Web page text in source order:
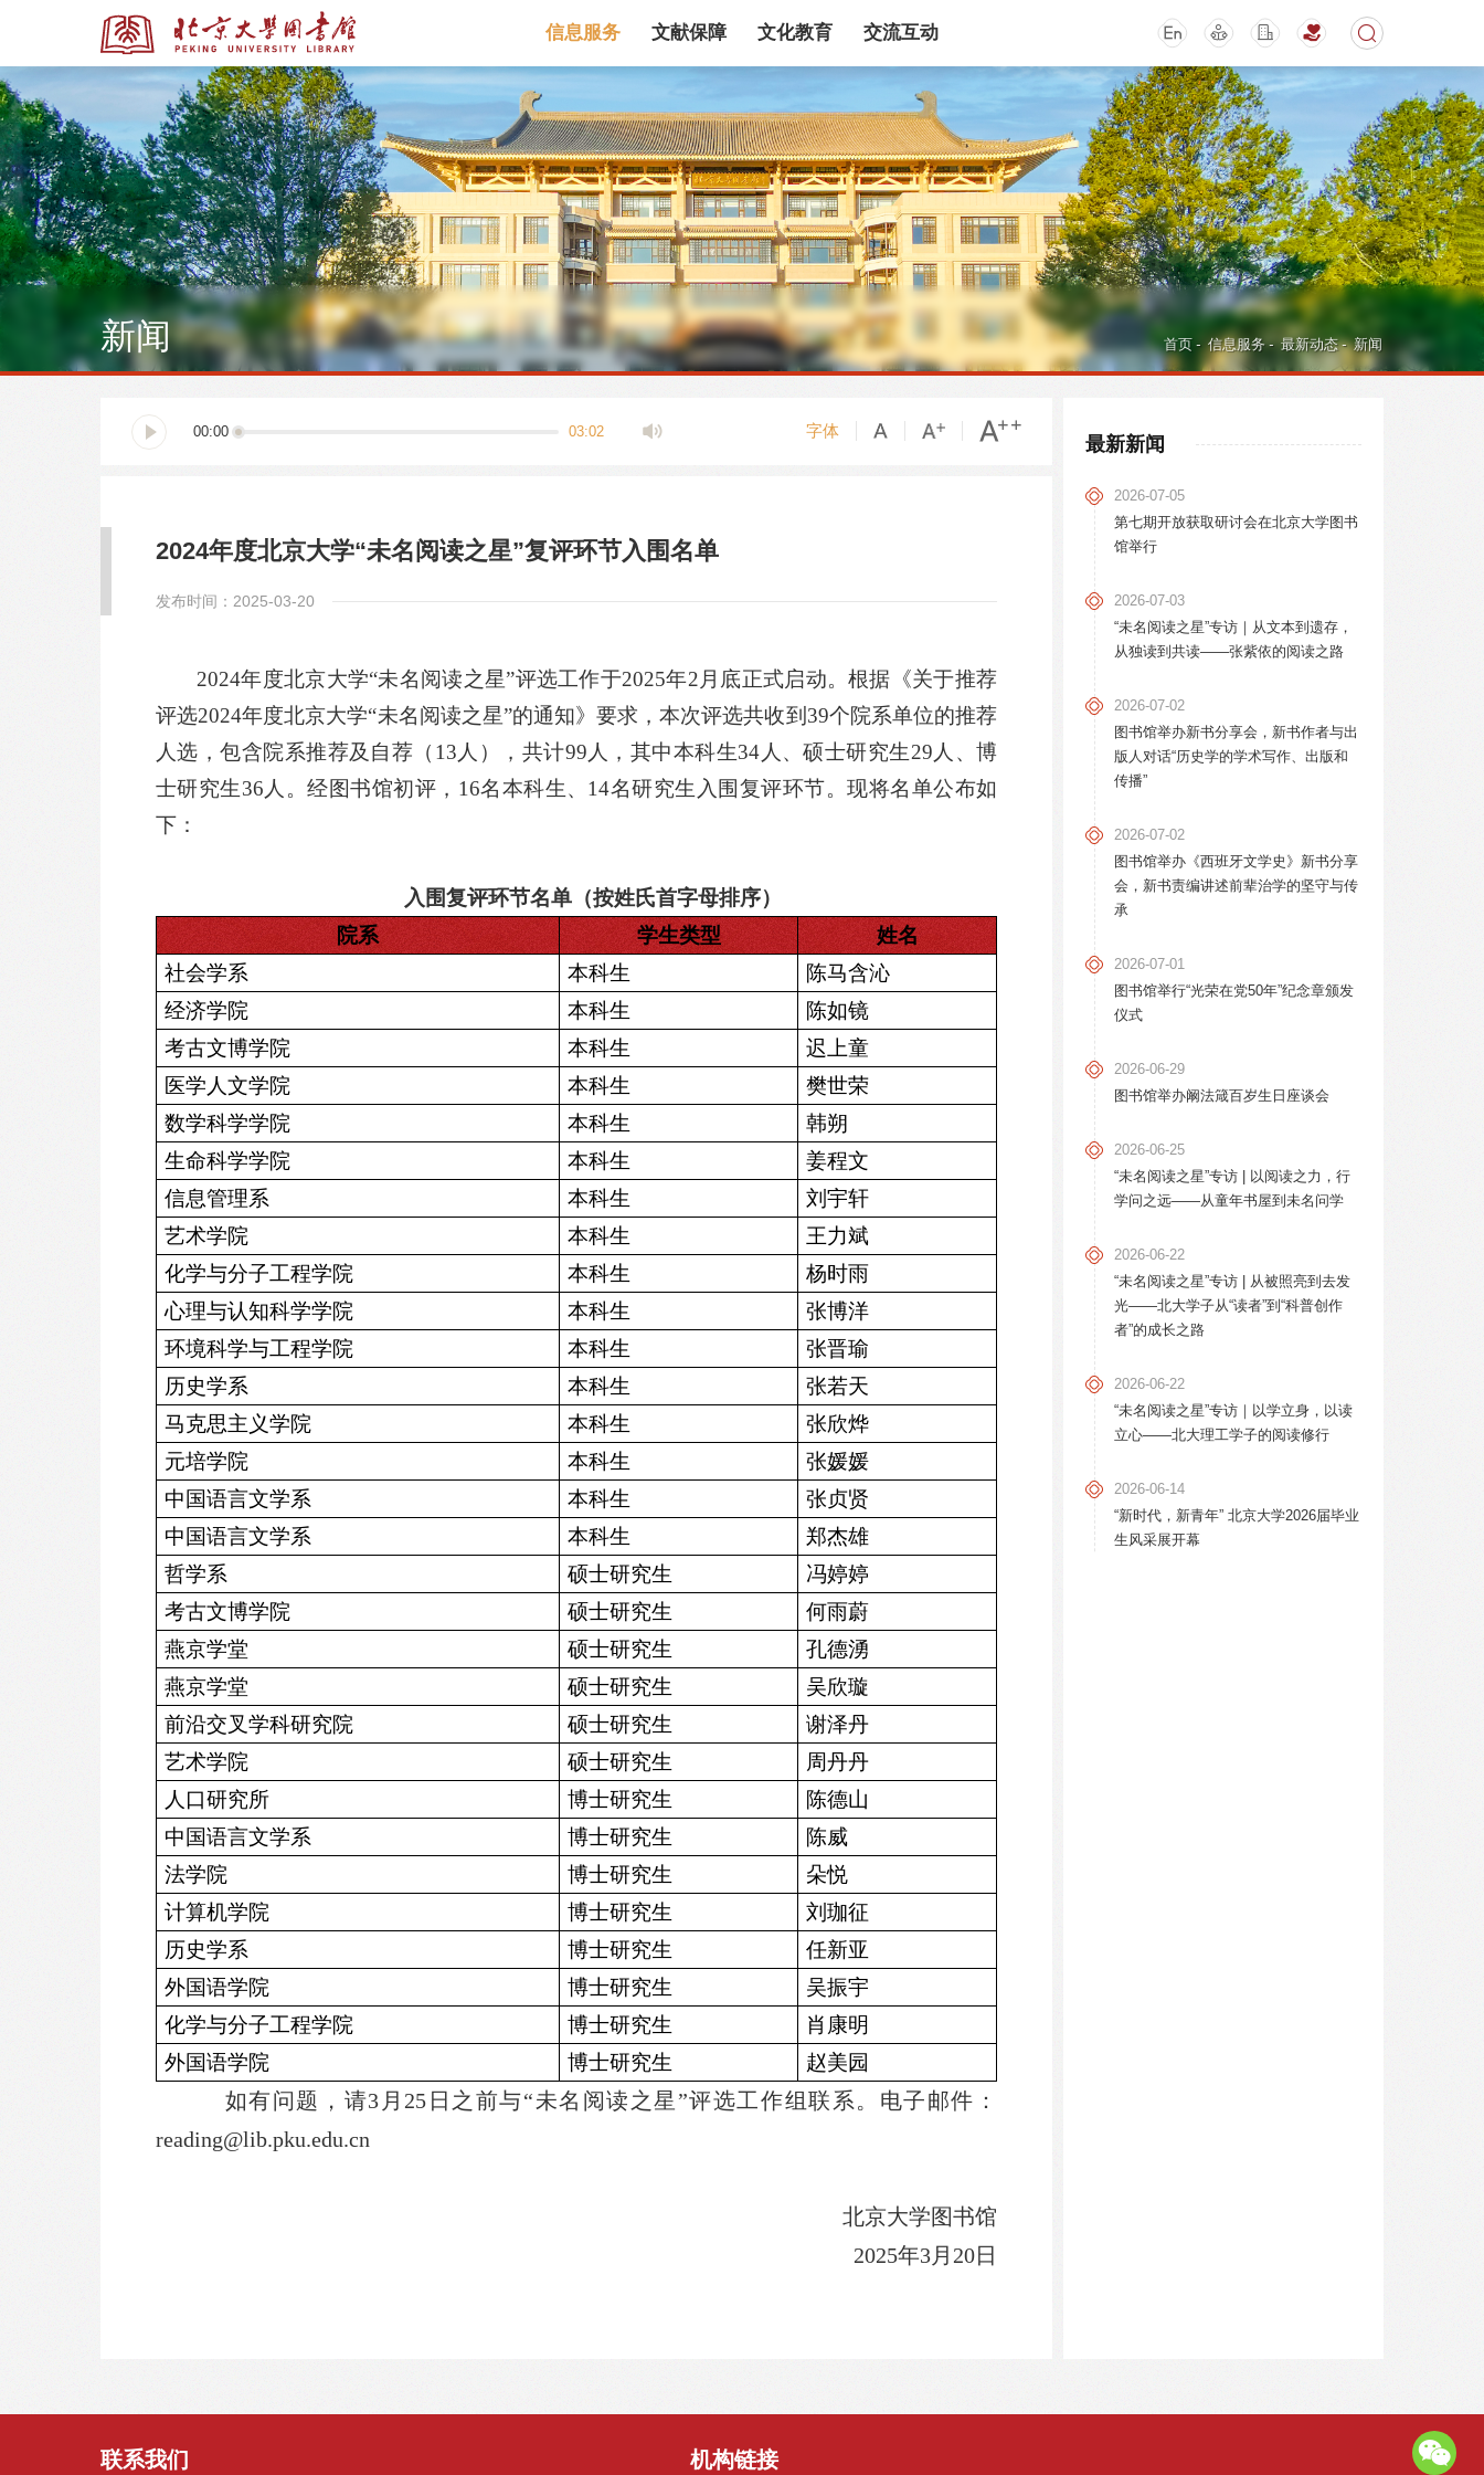
全部资源
全部资源 馆藏目录 论文、书、报告 数据库 电子图书和电子期刊
多媒体资源 机构知识库 馆际互借 新书通报 专利数据 活动讲座
信息服务 文献保障 文化教育 交流互动
首页 - 信息服务 - 最新动态 - 新闻
新闻
最新新闻
2026-07-05
第七期开放获取研讨会在北京大学图书
馆举行
2026-07-03
“未名阅读之星”专访｜从文本到遗存，
从独读到共读——张紫依的阅读之路
2026-07-02
图书馆举办新书分享会，新书作者与出
版人对话“历史学的学术写作、出版和
传播”
2026-07-02
图书馆举办《西班牙文学史》新书分享
会，新书责编讲述前辈治学的坚守与传
承
2026-07-01
图书馆举行“光荣在党50年”纪念章颁发
仪式
2026-06-29
图书馆举办阚法箴百岁生日座谈会
2026-06-25
“未名阅读之星”专访 | 以阅读之力，行
学问之远——从童年书屋到未名问学
2026-06-22
“未名阅读之星”专访 | 从被照亮到去发
光——北大学子从“读者”到“科普创作
者”的成长之路
2026-06-22
“未名阅读之星”专访｜以学立身，以读
立心——北大理工学子的阅读修行
2026-06-14
“新时代，新青年” 北京大学2026届毕业
生风采展开幕
00:00 03:02 字体
2024年度北京大学“未名阅读之星”复评环节入围名单
发布时间：2025-03-20
2024年度北京大学“未名阅读之星”评选工作于2025年2月底正式启动。根据《关于推荐
评选2024年度北京大学“未名阅读之星”的通知》要求，本次评选共收到39个院系单位的推荐
人选，包含院系推荐及自荐（13人），共计99人，其中本科生34人、硕士研究生29人、博
士研究生36人。经图书馆初评，16名本科生、14名研究生入围复评环节。现将名单公布如
下：
入围复评环节名单（按姓氏首字母排序）
院系
学生类型
姓名
社会学系
本科生
陈马含沁
经济学院
本科生
陈如镜
考古文博学院
本科生
迟上童
医学人文学院
本科生
樊世荣
数学科学学院
本科生
韩朔
生命科学学院
本科生
姜程文
信息管理系
本科生
刘宇轩
艺术学院
本科生
王力斌
化学与分子工程学院
本科生
杨时雨
心理与认知科学学院
本科生
张博洋
环境科学与工程学院
本科生
张晋瑜
历史学系
本科生
张若天
马克思主义学院
本科生
张欣烨
元培学院
本科生
张媛媛
中国语言文学系
本科生
张贞贤
中国语言文学系
本科生
郑杰雄
哲学系
硕士研究生
冯婷婷
考古文博学院
硕士研究生
何雨蔚
燕京学堂
硕士研究生
孔德湧
燕京学堂
硕士研究生
吴欣璇
前沿交叉学科研究院
硕士研究生
谢泽丹
艺术学院
硕士研究生
周丹丹
人口研究所
博士研究生
陈德山
中国语言文学系
博士研究生
陈威
法学院
博士研究生
朵悦
计算机学院
博士研究生
刘珈征
历史学系
博士研究生
任新亚
外国语学院
博士研究生
吴振宇
化学与分子工程学院
博士研究生
肖康明
外国语学院
博士研究生 赵美园
如有问题，请3月25日之前与“未名阅读之星”评选工作组联系。电子邮件：
reading@lib.pku.edu.cn
北京大学图书馆
2025年3月20日
联系我们 机构链接